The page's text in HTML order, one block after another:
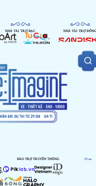
NHÀ TÀI TRỢ BẠC NHÀ TÀI TRỢ ĐỒNG
BẢO TRỢ TRUYỀN THÔNG